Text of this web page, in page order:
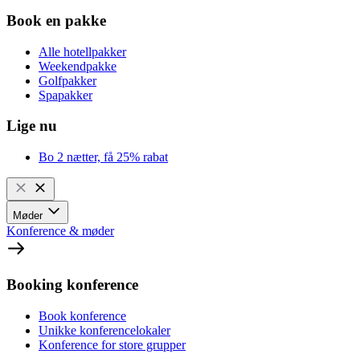
Book en pakke
Alle hotellpakker
Weekendpakke
Golfpakker
Spapakker
Lige nu
Bo 2 nætter, få 25% rabat
Møder
Konference & møder
Booking konference
Book konference
Unikke konferencelokaler
Konference for store grupper